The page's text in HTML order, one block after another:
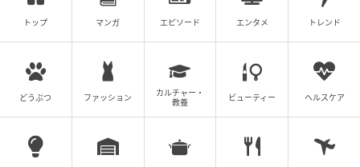
トップ マンガ エピソード エンタメ トレンド
どうぶつ ファッション
カルチャー・
教養
ビューティー ヘルスケア